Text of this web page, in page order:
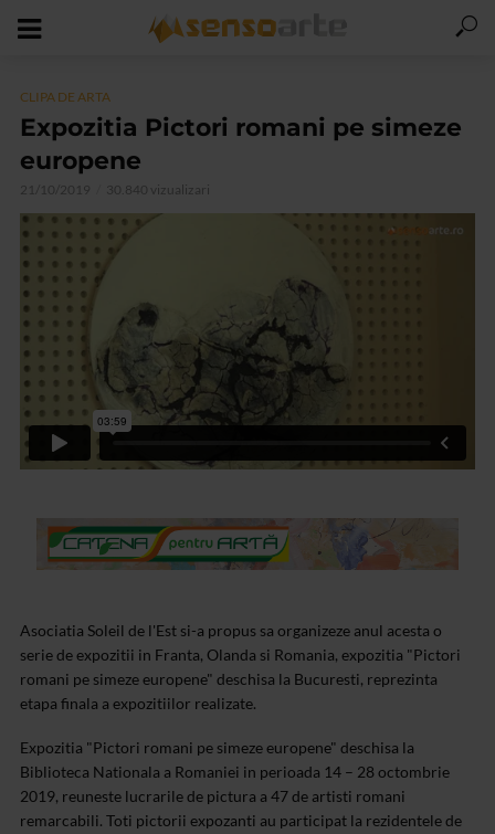
CLIPA DE ARTA
Expozitia Pictori romani pe simeze
europene
21/10/2019 30.840 vizualizari
Asociatia Soleil de l'Est si-a propus sa organizeze anul acesta o
serie de expozitii in Franta, Olanda si Romania, expozitia "Pictori
romani pe simeze europene" deschisa la Bucuresti, reprezinta
etapa finala a expozitiilor realizate.
Expozitia "Pictori romani pe simeze europene" deschisa la
Biblioteca Nationala a Romaniei in perioada 14 – 28 octombrie
2019, reuneste lucrarile de pictura a 47 de artisti romani
remarcabili. Toti pictorii expozanti au participat la rezidentele de